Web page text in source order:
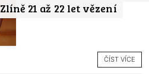
Zlíně 21 až 22 let vězení
ČÍST VÍCE